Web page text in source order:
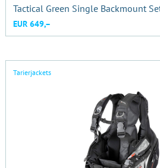
Tactical Green Single Backmount
EUR 649,–
Tarierjackets